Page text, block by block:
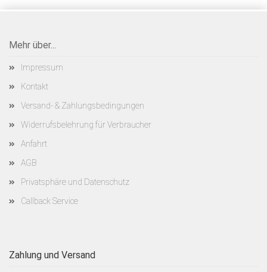
Mehr über...
Impressum
Kontakt
Versand- & Zahlungsbedingungen
Widerrufsbelehrung für Verbraucher
Anfahrt
AGB
Privatsphäre und Datenschutz
Callback Service
Zahlung und Versand